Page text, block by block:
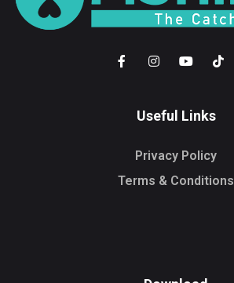
Useful Links
Privacy Policy
Terms & Conditions